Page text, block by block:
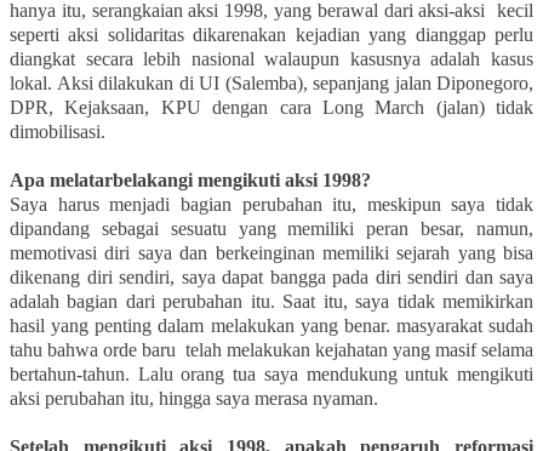
hanya itu, serangkaian aksi 1998, yang berawal dari aksi-aksi
kecil
seperti aksi solidaritas dikarenakan kejadian yang dianggap perlu
diangkat secara lebih nasional walaupun kasusnya adalah kasus
lokal. Aksi dilakukan di UI (Salemba), sepanjang jalan Diponegoro,
DPR, Kejaksaan, KPU dengan cara Long March (jalan) tidak
dimobilisasi.
Apa melatarbelakangi mengikuti aksi 1998?
Saya harus menjadi bagian perubahan itu, meskipun saya tidak
dipandang sebagai sesuatu yang memiliki peran besar, namun,
memotivasi diri saya dan berkeinginan memiliki sejarah yang bisa
dikenang diri sendiri, saya dapat bangga pada diri sendiri dan saya
adalah bagian dari perubahan itu. Saat itu, saya tidak memikirkan
hasil yang penting dalam melakukan yang benar. masyarakat sudah
tahu bahwa orde baru telah melakukan kejahatan yang masif selama
bertahun-tahun. Lalu orang tua saya mendukung untuk mengikuti
aksi perubahan itu, hingga saya merasa nyaman.
Setelah mengikuti aksi 1998, apakah pengaruh reformasi